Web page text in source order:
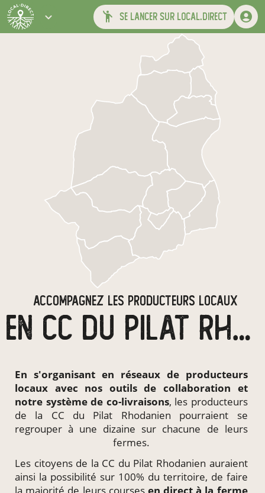
se lancer sur local.direct
ACCOMPAGNEZ LES PRODUCTEURS LOCAUX
EN CC DU PILAT RHODANIEN
En s'organisant en réseaux de producteurs
locaux avec nos outils de collaboration et
notre système de co-livraisons, les producteurs
de la CC du Pilat Rhodanien pourraient se
regrouper à une dizaine sur chacune de leurs
fermes.
Les citoyens de la CC du Pilat Rhodanien auraient
ainsi la possibilité sur 100% du territoire, de faire